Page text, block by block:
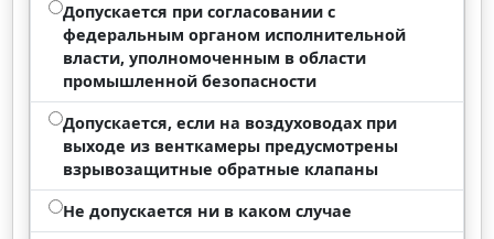
Допускается при согласовании с
федеральным органом исполнительной
власти, уполномоченным в области
промышленной безопасности
Допускается, если на воздуховодах при
выходе из венткамеры предусмотрены
взрывозащитные обратные клапаны
Не допускается ни в каком случае